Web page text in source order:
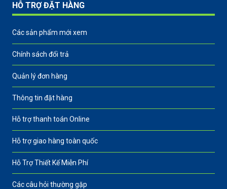
HỖ TRỢ ĐẶT HÀNG
Các sản phẩm mới xem
Chính sách đổi trả
Quản lý đơn hàng
Thông tin đặt hàng
Hỗ trợ thanh toán Online
Hỗ trợ giao hàng toàn quốc
Hỗ Trợ Thiết Kế Miễn Phí
Các câu hỏi thường gặp